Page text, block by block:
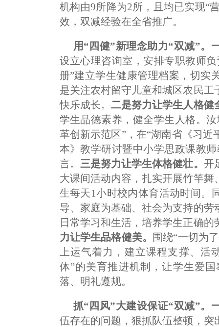
机构由9所降为2所，且均已实现“
效，双减经验在全省推广。
用“四健”新理念助力“双减”。
设立心理咨询室，安排专职教师
册”建立学生健康管理档案，切实
是关注农村留守儿童和城区农民
快乐成长。 二是努力让学生人格健
学生品德素养，健全学生人格。
革创新示范区”，在“湖南省《习
本》教学研讨暨中小学思政课教
言。 三是努力让学生体格健壮。 开
大课间活动内容，扎实开展竹竿
生每天1小时校内体育活动时间。
导、家庭为基础、社会为支持的
日常学习和生活，培养学生正确
力让学生品格健美。
围绕“一切为
上运气着力，建立课程支撑、
体”的美育推进机制，让学生爱
落、明礼遵规。
抓“四风”大建设保证“双减”。
伍存在的问题，狠抓队伍整顿，